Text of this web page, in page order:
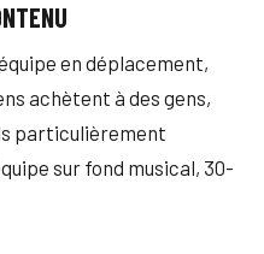
en déplacement,
achètent à des gens,
particulièrement
sur fond musical, 30-